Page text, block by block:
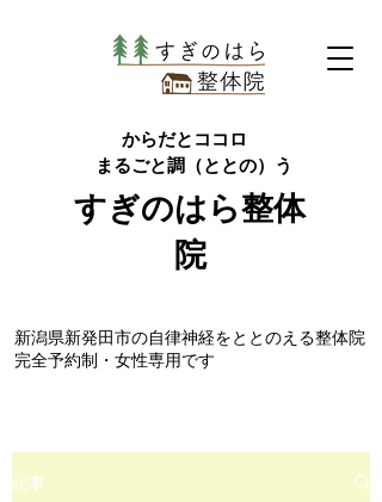
からだとココロ
まるごと調（ととの）う
すぎのはら整体
院
​新潟県新発田市の自律神経をととのえる整体院
完全予約制・女性専用です
記事